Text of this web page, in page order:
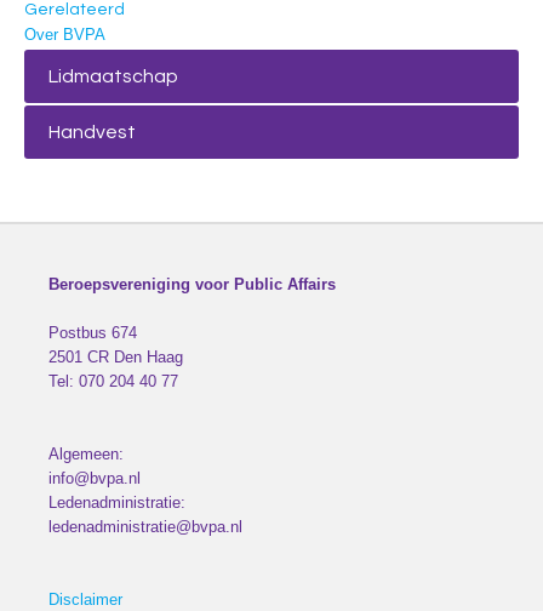
Gerelateerd
Over BVPA
Lidmaatschap
Handvest
Beroepsvereniging voor Public Affairs
Postbus 674
2501 CR Den Haag
Tel: 070 204 40 77
Algemeen:
info@bvpa.nl
Ledenadministratie:
ledenadministratie@bvpa.nl
Disclaimer